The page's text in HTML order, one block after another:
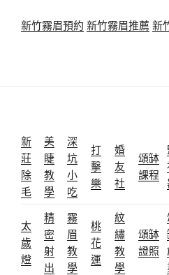
新竹霧眉預約 新竹霧眉推薦 新
新
莊
除
毛
美
睫
教
學
深
坑
小
吃
打
擊
樂
婚
友
社
頌缽
課程
太
歲
燈
精
密
射
出
霧
眉
教
學
桃
花
運
紋
繡
教
學
頌缽
證照